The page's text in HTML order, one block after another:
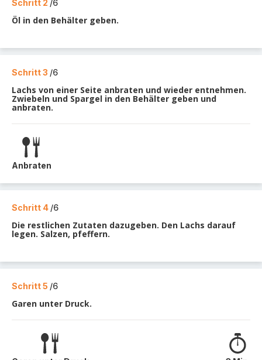
Schritt 2 /6
Öl in den Behälter geben.
Schritt 3 /6
Lachs von einer Seite anbraten und wieder entnehmen.
Zwiebeln und Spargel in den Behälter geben und
anbraten.
Anbraten
Schritt 4 /6
Die restlichen Zutaten dazugeben. Den Lachs darauf
legen. Salzen, pfeffern.
Schritt 5 /6
Garen unter Druck.